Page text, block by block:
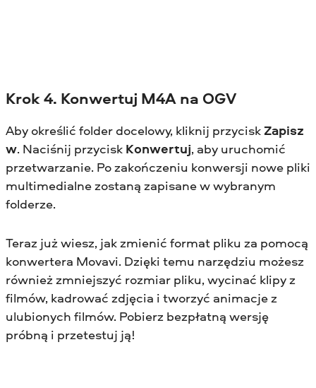
Krok 4. Konwertuj M4A na OGV
Aby określić folder docelowy, kliknij przycisk Zapisz
w. Naciśnij przycisk Konwertuj, aby uruchomić
przetwarzanie. Po zakończeniu konwersji nowe pliki
multimedialne zostaną zapisane w wybranym
folderze.
Teraz już wiesz, jak zmienić format pliku za pomocą
konwertera Movavi. Dzięki temu narzędziu możesz
również zmniejszyć rozmiar pliku, wycinać klipy z
filmów, kadrować zdjęcia i tworzyć animacje z
ulubionych filmów. Pobierz bezpłatną wersję
próbną i przetestuj ją!